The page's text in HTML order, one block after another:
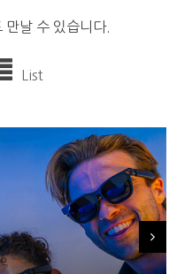
날 수 있습니다.
List